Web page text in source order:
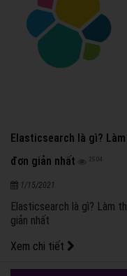
Elasticsearch là gì?
đơn giản nhất
2504
1/15/2021
Elasticsearch là gì? Làm
giản nhất
Xem chi tiết